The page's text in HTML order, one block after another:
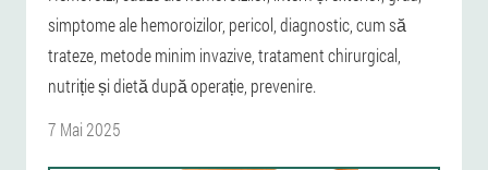
simptome ale hemoroizilor, pericol, diagnostic, cum să
trateze, metode minim invazive, tratament chirurgical,
nutriție și dietă după operație, prevenire.
7 Mai 2025